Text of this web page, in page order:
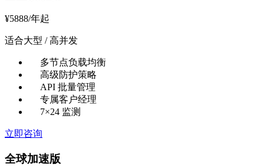
¥5888/年起
适合大型 / 高并发
多节点负载均衡
高级防护策略
API 批量管理
专属客户经理
7×24 监测
立即咨询
全球加速版